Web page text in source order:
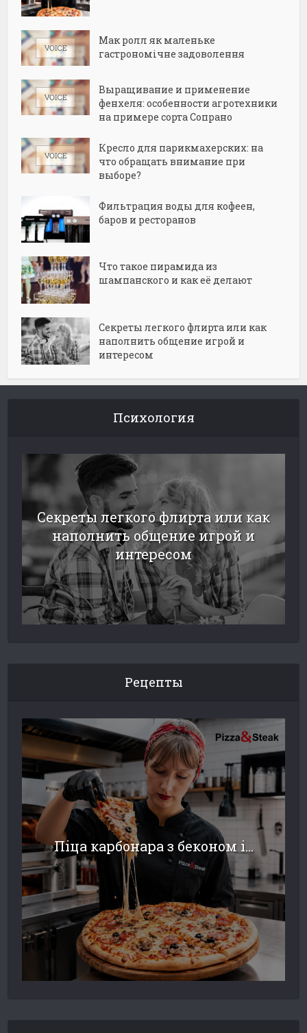
Мак ролл як маленьке
гастрономічне задоволення
Выращивание и применение
фенхеля: особенности агротехники
на примере сорта Сопрано
Кресло для парикмахерских: на
что обращать внимание при
выборе?
Фильтрация воды для кофеен,
баров и ресторанов
Что такое пирамида из
шампанского и как её делают
Секреты легкого флирта или как
наполнить общение игрой и
интересом
Психология
Секреты легкого флирта или как
наполнить общение игрой и
интересом
Рецепты
Піца карбонара з беконом і...